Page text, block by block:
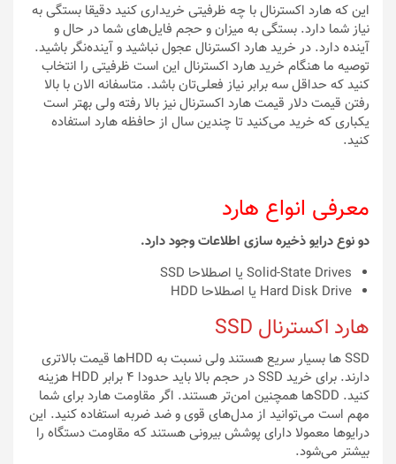
این که هارد اکسترنال با چه ظرفیتی خریداری کنید دقیقا بستگی به
نیاز شما دارد. بستگی به میزان و حجم فایل‌های شما در حال و
آینده دارد. در خرید هارد اکسترنال عجول نباشید و آینده‌نگر باشید.
توصیه ما هنگام خرید هارد اکسترنال این است ظرفیتی را انتخاب
کنید که حداقل سه برابر نیاز فعلی‌تان باشد. متاسفانه الان با بالا
رفتن قیمت دلار قیمت هارد اکسترنال نیز بالا رفته ولی بهتر است
یکباری که خرید می‌کنید تا چندین سال از حافظه هارد استفاده
کنید.
معرفی انواع هارد
دو نوع درایو ذخیره سازی اطلاعات وجود دارد.
Solid-State Drives یا اصطلاحا SSD
Hard Disk Drive یا اصطلاحا HDD
هارد اکسترنال SSD
SSD ها بسیار سریع هستند ولی نسبت به HDDها قیمت بالاتری
دارند. برای خرید SSD در حجم بالا باید حدودا 4 برابر HDD هزینه
کنید. SDDها همچنین امن‌تر هستند. اگر مقاومت هارد برای شما
مهم است می‌توانید از مدل‌های قوی و ضد ضربه استفاده کنید. این
درایوها معمولا دارای پوشش بیرونی هستند که مقاومت دستگاه را
بیشتر می‌شود.